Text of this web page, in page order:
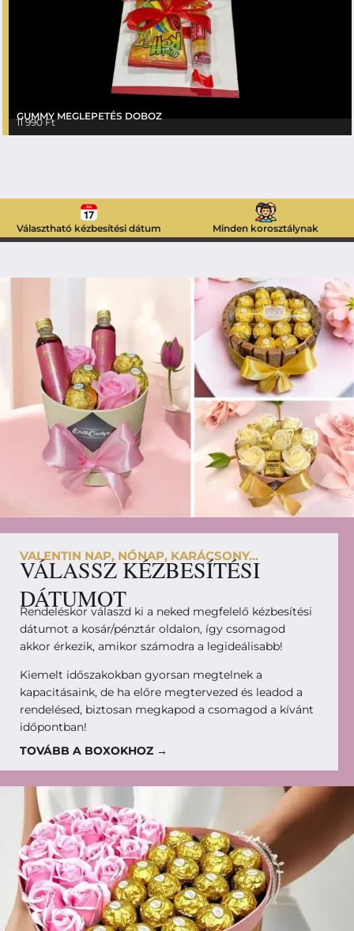
GUMMY MEGLEPETÉS DOBOZ
11 990Ft
Választható kézbesítési dátum Minden korosztálynak
VALENTIN NAP, NŐNAP, KARÁCSONY...
VÁLASSZ KÉZBESÍTÉSI
DÁTUMOT
Rendeléskor válaszd ki a neked megfelelő kézbesítési
dátumot a kosár/pénztár oldalon, így csomagod
akkor érkezik, amikor számodra a legideálisabb!
Kiemelt időszakokban gyorsan megtelnek a
kapacitásaink, de ha előre megtervezed és leadod a
rendelésed, biztosan megkapod a csomagod a kívánt
időpontban!
TOVÁBB A BOXOKHOZ →